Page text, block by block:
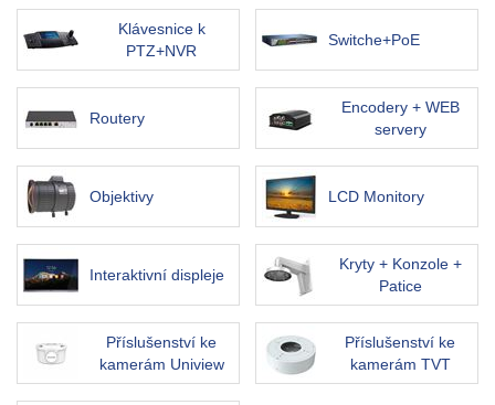
Klávesnice k
PTZ+NVR
Switche+PoE
Routery
Encodery + WEB
servery
Objektivy LCD Monitory
Interaktivní displeje
Kryty + Konzole +
Patice
Příslušenství ke
kamerám Uniview
Příslušenství ke
kamerám TVT